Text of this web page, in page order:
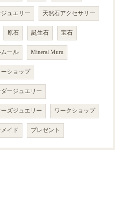
ュエリー 天然石アクセサリー
原石 誕生石 宝石
ムール Mineral Muru
ショップ
ージュエリー
ズジュエリー ワークショップ
イド プレゼント